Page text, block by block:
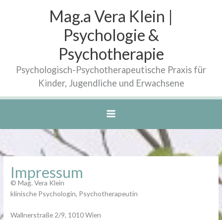
Mag.a Vera Klein |
Psychologie &
Psychotherapie
Psychologisch-Psychotherapeutische Praxis für
Kinder, Jugendliche und Erwachsene
Impressum
© Mag. Vera Klein
klinische Psychologin, Psychotherapeutin
Wallnerstraße 2/9, 1010 Wien